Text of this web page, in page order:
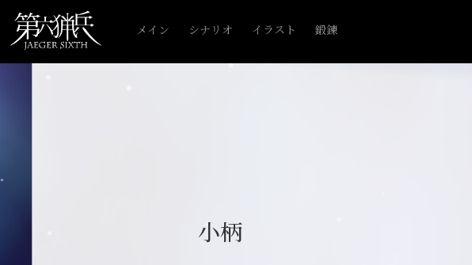
メイン シナリオ イラスト 鍛錬
小柄